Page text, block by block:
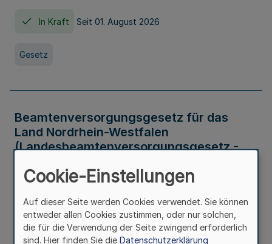
In Kraft Seit 01. August 2026
Gesetz
Beamtenversorgungsgesetz für das
Land Nordrhein-Westfalen
(Landesbeamtenversorgungsgesetz -
Gesetz
Cookie-Einstellungen
Auf dieser Seite werden Cookies verwendet. Sie können
entweder allen Cookies zustimmen, oder nur solchen,
die für die Verwendung der Seite zwingend erforderlich
sind. Hier finden Sie die Datenschutzerklärung